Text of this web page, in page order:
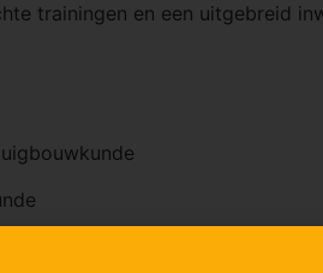
trainingen en een uitgebreid